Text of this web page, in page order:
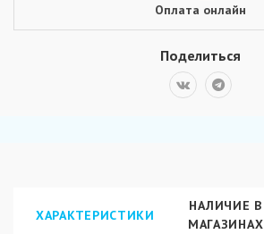
Оплата онлайн
Поделиться
ХАРАКТЕРИСТИКИ
НАЛИЧИЕ В
МАГАЗИНАХ